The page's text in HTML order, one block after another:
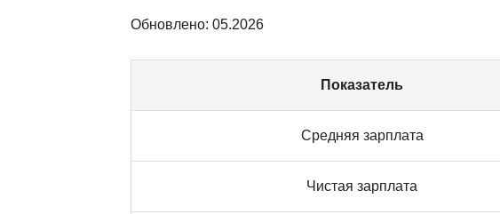
Обновлено: 05.2026
Показатель
Средняя зарплата
Чистая зарплата